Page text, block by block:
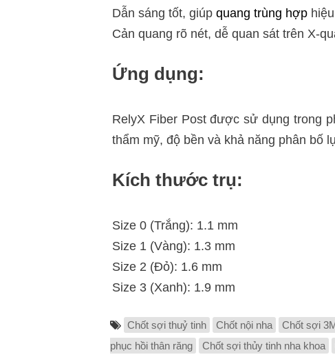
Dẫn sáng tốt, giúp quang trùng hợp
Cản quang rõ nét, dễ quan sát trên X-
Ứng dụng:
RelyX Fiber Post được sử dụng trong
thẩm mỹ, độ bền và khả năng phân bố
Kích thước trụ:
Size 0 (Trắng): 1.1 mm
Size 1 (Vàng): 1.3 mm
Size 2 (Đỏ): 1.6 mm
Size 3 (Xanh): 1.9 mm
Chốt sợi thuỷ tinh Chốt nội nha Chốt sợi
phục hồi thân răng
Chốt sợi thủy tinh nha khoa